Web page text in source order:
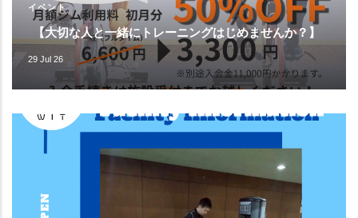
イベント
【大切な人と一緒にトレーニングはじめませんか？】
29 Jul 26